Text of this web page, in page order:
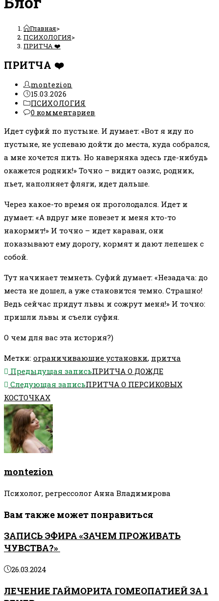
Главная>
ПСИХОЛОГИЯ>
ПРИТЧА ❤️
ПРИТЧА ❤️
Автор
записи:
montezion
Запись
опубликована:
15.03.2026
Рубрика
записи:
ПСИХОЛОГИЯ
Комментарии
записи:
0 комментариев
Идет суфий по пустыне. И думает: «Вот я иду по
пустыне, не успеваю дойти до места, куда собрался,
а мне хочется пить. Но наверняка здесь где-нибудь
окажется родник!» Точно – видит оазис, родник,
пьет, наполняет фляги, идет дальше.
Через какое-то время он проголодался. Идет и
думает: «А вдруг мне повезет и меня кто-то
накормит!» И точно – идет караван, они
показывают ему дорогу, кормят и дают лепешек с
собой.
Тут начинает темнеть. Суфий думает: «Незадача: до
места не дошел, а уже становится темно. Страшно!
Ведь сейчас придут львы и сожрут меня!» И точно:
пришли львы и съели суфия.
О чем для вас эта история?)
Метки: ограничивающие установки, притча
Еще
статьи
Предыдущая записьПРИТЧА О ДОЖДЕ
Следующая записьПРИТЧА О ПЕРСИКОВЫХ
КОСТОЧКАХ
montezion
Психолог, регрессолог Анна Владимирова
Вам также может понравиться
ЗАПИСЬ ЭФИРА «ЗАЧЕМ ПРОЖИВАТЬ
ЧУВСТВА?»
26.03.2024
ЛЕЧЕНИЕ ГАЙМОРИТА ГОМЕОПАТИЕЙ ЗА 1